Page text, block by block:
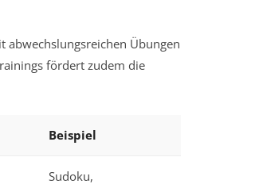
abwechslungsreichen Übungen
fördert zudem die
Beispiel
Sudoku,